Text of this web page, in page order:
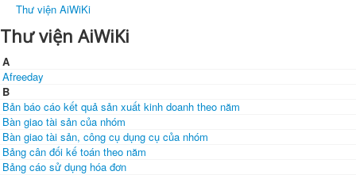
Thư viện AiWiKi
Thư viện AiWiKi
A
Afreeday
B
Bản báo cáo kết quả sản xuất kinh doanh theo năm
Bàn giao tài sản của nhóm
Bàn giao tài sản, công cụ dụng cụ của nhóm
Bảng cân đối kế toán theo năm
Bảng cáo sử dụng hóa đơn